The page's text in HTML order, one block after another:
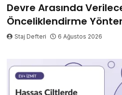
Devre Arasında
Önceliklendirme
Staj Defteri 6 Ağustos 2026